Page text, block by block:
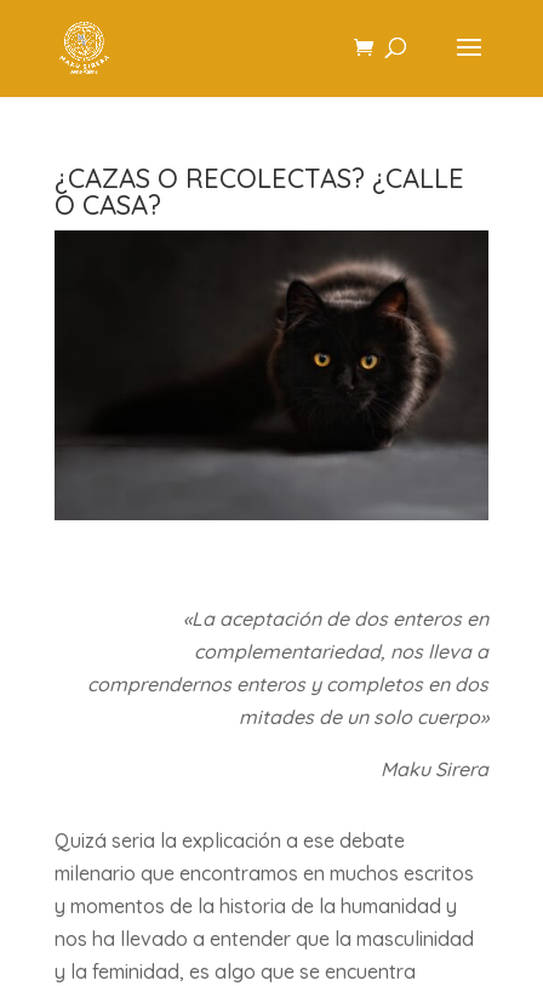
¿CAZAS O RECOLECTAS? ¿CALLE
O CASA?
«La aceptación de dos enteros en
complementariedad, nos lleva a
comprendernos enteros y completos en dos
mitades de un solo cuerpo»
Maku Sirera
Quizá seria la explicación a ese debate
milenario que encontramos en muchos escritos
y momentos de la historia de la humanidad y
nos ha llevado a entender que la masculinidad
y la feminidad, es algo que se encuentra